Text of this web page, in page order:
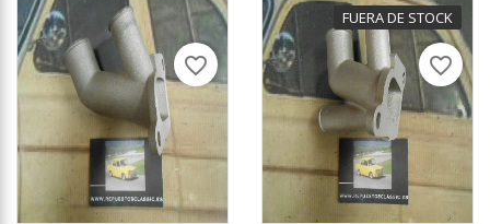
favorite_border
FUERA DE STOCK
favorite_border